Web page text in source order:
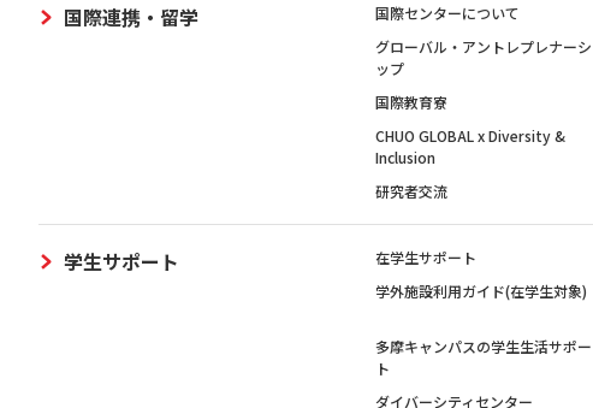
国際連携・留学 国際センターについて
グローバル・アントレプレナーシ
ップ
国際教育寮
CHUO GLOBAL x Diversity &
Inclusion
研究者交流
学生サポート 在学生サポート
学外施設利用ガイド(在学生対象)
多摩キャンパスの学生生活サポー
ト
ダイバーシティセンター